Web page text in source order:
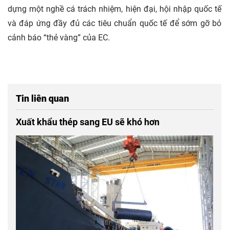
dựng một nghề cá trách nhiệm, hiện đại, hội nhập quốc tế
và đáp ứng đầy đủ các tiêu chuẩn quốc tế để sớm gỡ bỏ
cảnh báo “thẻ vàng” của EC.
Tin liên quan
Xuất khẩu thép sang EU sẽ khó hơn